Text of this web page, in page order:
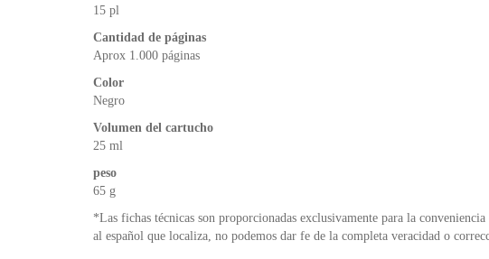
15 pl
Cantidad de páginas
Aprox 1.000 páginas
Color
Negro
Volumen del cartucho
25 ml
peso
65 g
*Las fichas técnicas son proporcionadas exclusivamente para la
al español que localiza, no podemos dar fe de la completa veracidad o